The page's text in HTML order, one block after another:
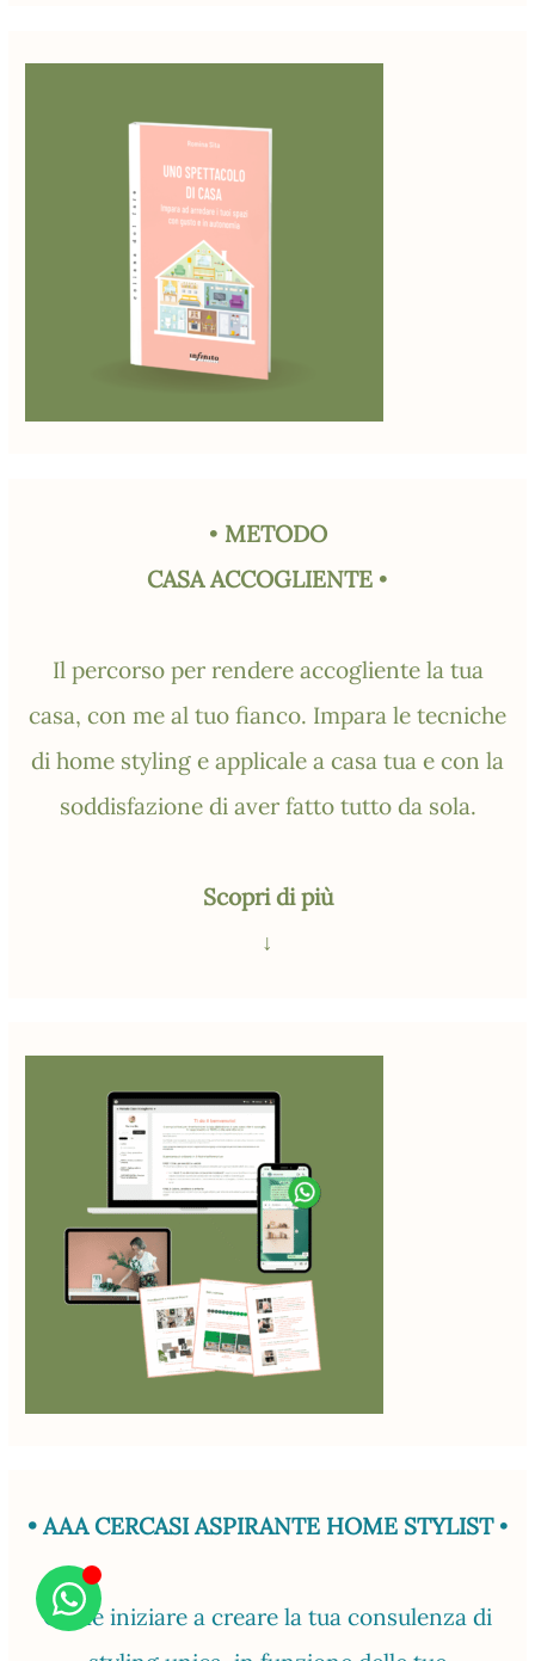
• METODO
CASA ACCOGLIENTE •
Il percorso per rendere accogliente la tua
casa, con me al tuo fianco. Impara le tecniche
di home styling e applicale a casa tua e con la
soddisfazione di aver fatto tutto da sola.
Scopri di più
↓
• AAA CERCASI ASPIRANTE HOME STYLIST •
Come iniziare a creare la tua consulenza di